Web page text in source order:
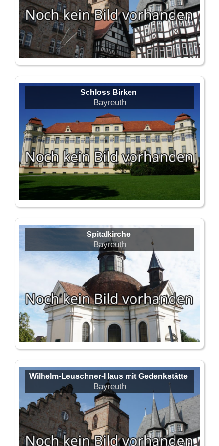
Schloss Birken
Bayreuth
Spitalkirche
Bayreuth
Wilhelm-Leuschner-Haus mit Gedenkstätte
Bayreuth